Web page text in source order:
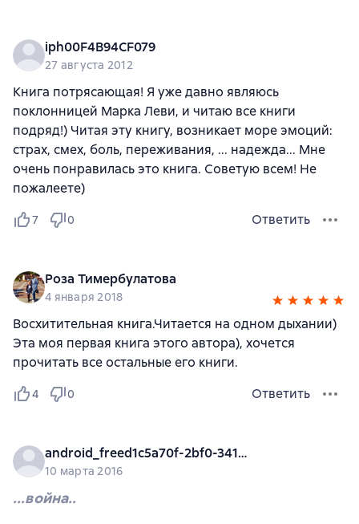
iph00F4B94CF079
27 августа 2012
Книга потрясающая! Я уже давно являюсь
поклонницей Марка Леви, и читаю все книги
подряд!) Читая эту книгу, возникает море эмоций:
страх, смех, боль, переживания, ... надежда... Мне
очень понравилась это книга. Советую всем! Не
пожалеете)
7 0 Ответить
Роза Тимербулатова
4 января 2018
Восхитительная книга.Читается на одном дыхании)
Эта моя первая книга этого автора), хочется
прочитать все остальные его книги.
4 0 Ответить
android_freed1c5a70f-2bf0-3410-9c47-1c8527a8bb97
10 марта 2016
...война..